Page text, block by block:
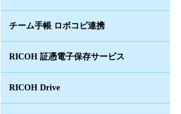
チーム手帳 ロボコピ連携
RICOH 証憑電子保存サービス
RICOH Drive